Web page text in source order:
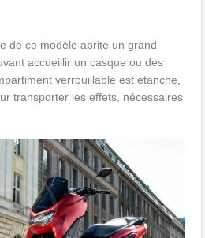
de ce modèle abrite un grand
accueillir un casque ou des
verrouillable est étanche,
transporter les effets, nécessaires